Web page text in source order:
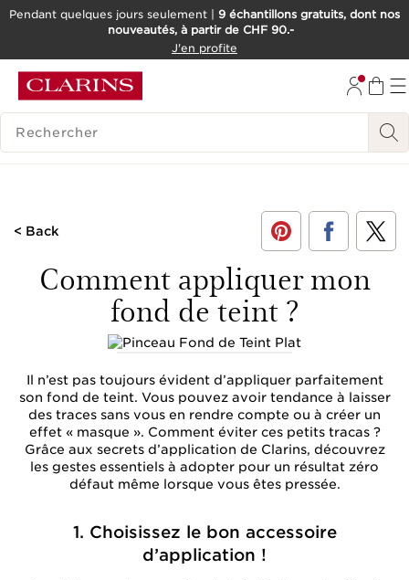
ALLER AU CONTENU
OUTIL D'ACCESSIBILITÉ
Pendant quelques jours seulement | 9 échantillons gratuits, dont nos
nouveautés, à partir de CHF 90.-
J'en profite
HISTORIQUE DES RECHERCHES
< Back
Comment appliquer mon
fond de teint ?
Il n’est pas toujours évident d’appliquer parfaitement
son fond de teint. Vous pouvez avoir tendance à laisser
des traces sans vous en rendre compte ou à créer un
effet « masque ». Comment éviter ces petits tracas ?
Grâce aux secrets d’application de Clarins, découvrez
les gestes essentiels à adopter pour un résultat zéro
défaut même lorsque vous êtes pressée.
1. Choisissez le bon accessoire
d’application !